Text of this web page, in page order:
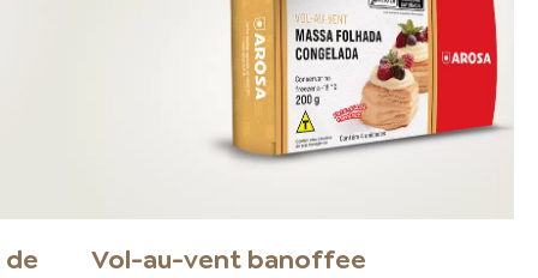
Vol-au-vent banoffee